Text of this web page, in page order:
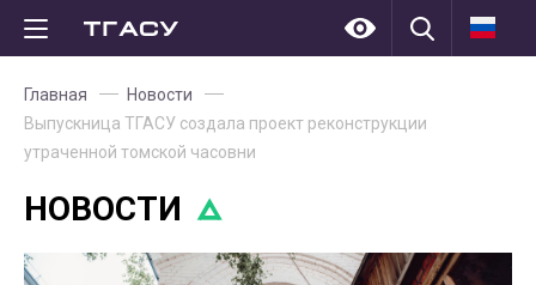
Главная
Новости
Выпускница ТГАСУ создала проект реконструкции
утраченной томской часовни
НОВОСТИ